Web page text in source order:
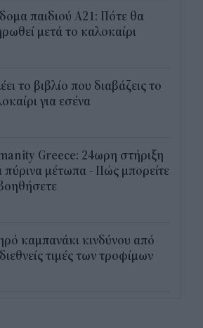
παιδιού Α21: Πότε θα
μετά το καλοκαίρι
το βιβλίο που διαβάζεις το
για εσένα
Greece: 24ωρη στήριξη
πύρινα μέτωπα - Πώς μπορείτε
καμπανάκι κινδύνου από
τιμές των τροφίμων